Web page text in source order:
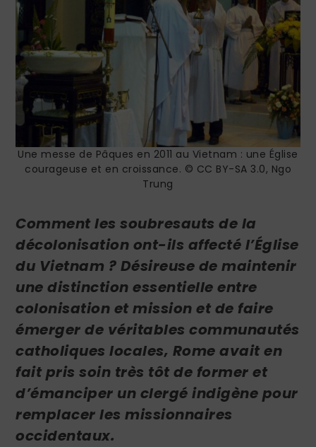
Une messe de Pâques en 2011 au Vietnam : une Église
courageuse et en croissance. © CC BY-SA 3.0, Ngo
Trung
Comment les soubresauts de la
décolonisation ont-ils affecté l’Église
du Vietnam ? Désireuse de maintenir
une distinction essentielle entre
colonisation et mission et de faire
émerger de véritables communautés
catholiques locales, Rome avait en
fait pris soin très tôt de former et
d’émanciper un clergé indigène pour
remplacer les missionnaires
occidentaux.